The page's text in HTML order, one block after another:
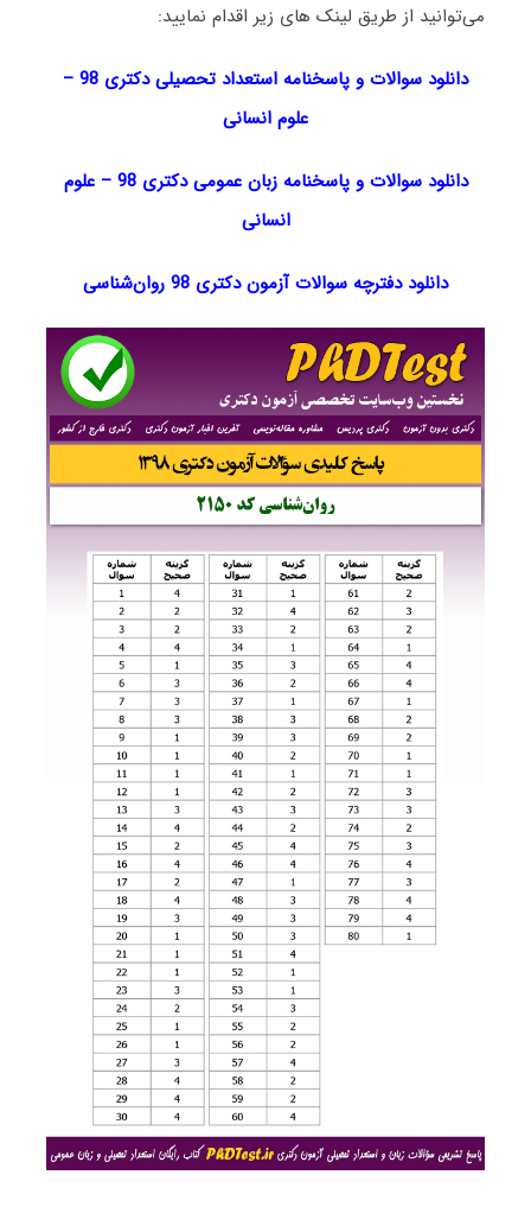
می‌توانید از طریق لینک های زیر اقدام نمایید:
دانلود سوالات و پاسخنامه استعداد تحصیلی دکتری 98
–
علوم انسانی
دانلود سوالات و پاسخنامه زبان عمومی دکتری 98 – علوم
انسانی
دانلود دفترچه سوالات آزمون دکتری 98 روان‌شناسی